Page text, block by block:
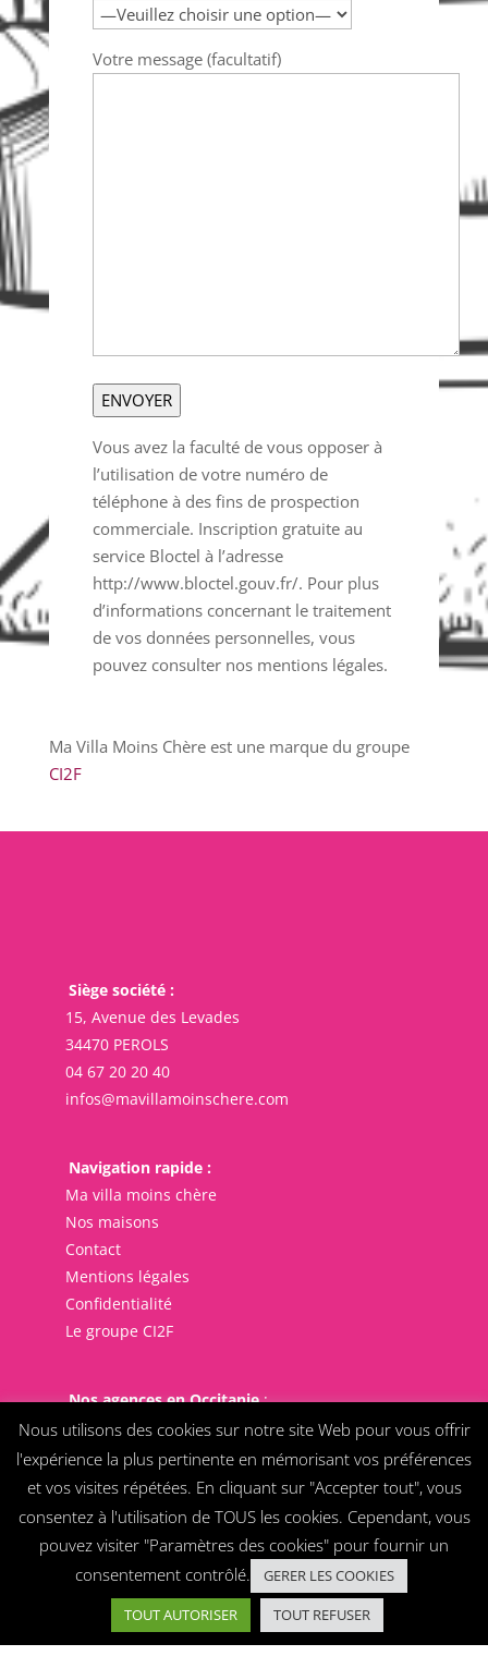
Votre message (facultatif)
Vous avez la faculté de vous opposer à
l’utilisation de votre numéro de
téléphone à des fins de prospection
commerciale. Inscription gratuite au
service Bloctel à l’adresse
http://www.bloctel.gouv.fr/. Pour plus
d’informations concernant le traitement
de vos données personnelles, vous
pouvez consulter nos mentions légales.
Ma Villa Moins Chère est une marque du groupe
CI2F
Siège société :
15, Avenue des Levades
34470 PEROLS
04 67 20 20 40
infos@mavillamoinschere.com
Navigation rapide :
Ma villa moins chère
Nos maisons
Contact
Mentions légales
Confidentialité
Le groupe CI2F
Nos agences en Occitanie:
Montpellier
Nîmes
Béziers
Narbonne
Carcassonne
Nous utilisons des cookies sur notre site Web pour vous offrir
l'expérience la plus pertinente en mémorisant vos préférences
et vos visites répétées. En cliquant sur "Accepter tout", vous
consentez à l'utilisation de TOUS les cookies. Cependant, vous
pouvez visiter "Paramètres des cookies" pour fournir un
consentement contrôlé.
GERER LES COOKIES
TOUT AUTORISER
TOUT REFUSER